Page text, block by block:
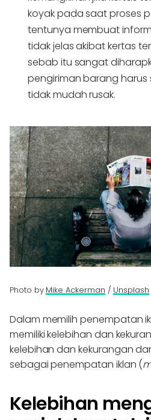
koyak pada saat proses
tentunya membuat
tidak jelas akibat kertas
sebab itu sangat
pengiriman barang
tidak mudah rusak.
Photo by Mike Ackerman / Unsplash
Dalam memilih penempatan
memiliki kelebihan dan
kelebihan dan kekurangan
sebagai penempatan iklan (
Kelebihan